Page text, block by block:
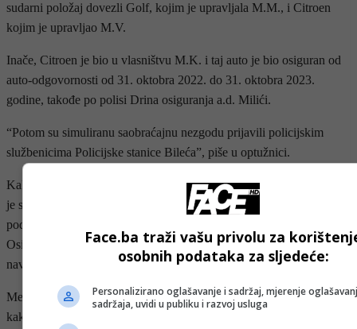
sudarni položaj dovezli Golf, kojim je upravljala M.M., i Citroen
kojim je upravljao M.V.
Inače, Citroen je bio u vlasništvu M.K. i taj auto je bio osiguran od
auto-odgovornosti od 31. oktobra 2022. do 31. oktobra 2023.
godine, takođe po polisi Drina osiguranja a.d. Milići.
“Potom su simuliranu saobraćajnu nezgodu prijavili policijskim
službenicima Policijske stanice Bileća”, piše u optužnici.
Kako se navodi, M.M. je 10. februara 2023. godine, iako je znala da
je saobraćajna nezgoda koja se desila šest dana ranije simulirana,
podnijela prijavu štete iz osiguranja od auto-odgovornosti – vozila
Osiguravajućem društvu Drina osiguranje a.d. Milići, koje je
navedenu prijavu evidentiralo.
Međutim, istragom je utvrđeno da se nezgoda nije desila onako
kako je prijavljeno te su oni prijavljeni nadležnim organima.
Face.ba traži vašu privolu za
osobnih podataka za sljedeće:
Personalizirano oglašavanje i sadržaj, mjerenje
sadržaja, uvidi u publiku i razvoj usluga